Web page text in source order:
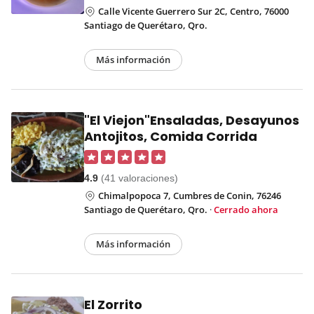
Calle Vicente Guerrero Sur 2C, Centro, 76000
Santiago de Querétaro, Qro.
Más información
"El Viejon"Ensaladas, Desayunos
Antojitos, Comida Corrida
4.9 (41 valoraciones)
Chimalpopoca 7, Cumbres de Conin, 76246
Santiago de Querétaro, Qro. ·Cerrado ahora
Más información
El Zorrito